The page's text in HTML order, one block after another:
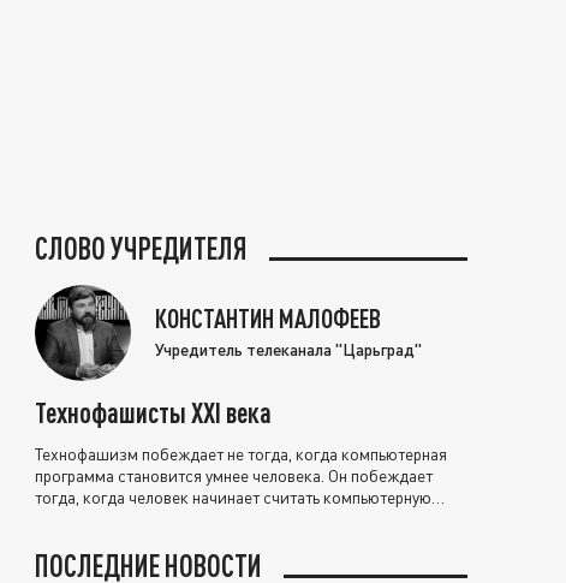
СЛОВО УЧРЕДИТЕЛЯ
КОНСТАНТИН МАЛОФЕЕВ
Учредитель телеканала "Царьград"
Технофашисты XXI века
Технофашизм побеждает не тогда, когда компьютерная
программа становится умнее человека. Он побеждает
тогда, когда человек начинает считать компьютерную
ПОСЛЕДНИЕ НОВОСТИ